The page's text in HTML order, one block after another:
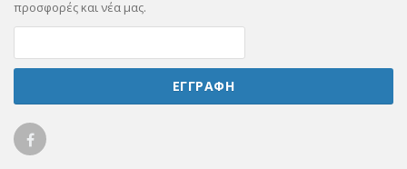
προσφορές και νέα μας.
ΕΓΓΡΑΦΗ
Ellicom